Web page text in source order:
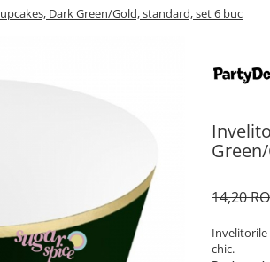
Dark Green/Gold, standard, set 6 buc
14,20
Invelitorile
chic.